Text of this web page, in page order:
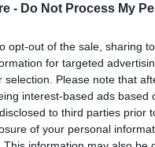
- Do Not Process My
opt-out of the sale, sharing
for targeted
selection. Please note that
interest-based ads
to third parties prior
of your personal